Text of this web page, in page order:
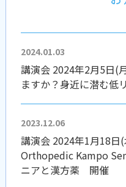
2024.01.03
講演会 2024年2月5日(
ますか？身近に潜む
2023.12.06
講演会 2024年1月18
Orthopedic Kampo
ニアと漢方薬 開催